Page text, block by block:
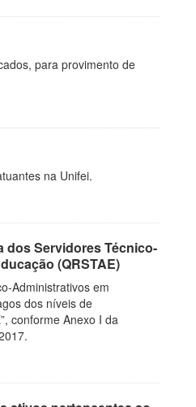
para provimento de
na Unifei.
dos Servidores Técnico-
(QRSTAE)
Administrativos em
dos níveis de
conforme Anexo I da